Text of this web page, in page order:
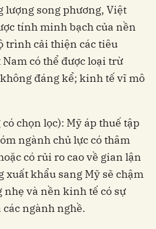
lượng song phương, Việt
tính minh bạch của nền
trình cải thiện các tiêu
có thể được loại trừ
đáng kể; kinh tế vĩ mô
có chọn lọc): Mỹ áp thuế tập
ngành chủ lực có thâm
có rủi ro cao về gian lận
xuất khẩu sang Mỹ sẽ chậm
nhẹ và nền kinh tế có sự
ngành nghề.